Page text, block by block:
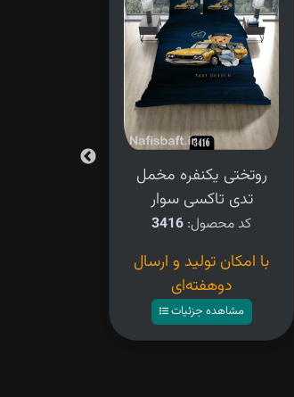
روتختی یکنفره مخمل
تدی تاکسی سوار
کد محصول: 3416
با امکان تولید و ارسال
دوهفته‌ای
مشاهده جزئیات